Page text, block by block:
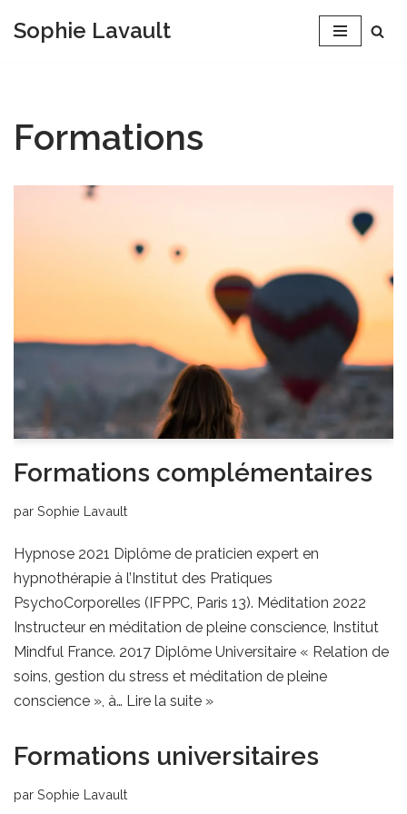
Sophie Lavault
Formations
Formations complémentaires
par Sophie Lavault
Hypnose 2021 Diplôme de praticien expert en
hypnothérapie à l’Institut des Pratiques
PsychoCorporelles (IFPPC, Paris 13). Méditation 2022
Instructeur en méditation de pleine conscience, Institut
Mindful France. 2017 Diplôme Universitaire « Relation de
soins, gestion du stress et méditation de pleine
conscience », à… Lire la suite »
Formations universitaires
par Sophie Lavault